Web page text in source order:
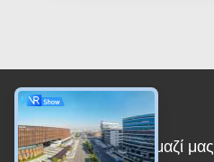
Επικοινωνήστε μαζί μας